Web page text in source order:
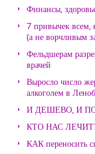
Финансы,
7 привычек всем,
(а не ворчливым
Фельдшерам
врачей
Выросло число
алкоголем в
И ДЕШЕВО, И
КТО НАС
КАК переносить